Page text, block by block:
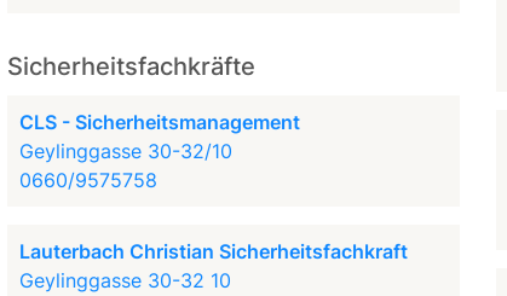
Sicherheitsfachkräfte
CLS - Sicherheitsmanagement
Geylinggasse 30-32/10
0660/9575758
Lauterbach Christian Sicherheitsfachkraft
Geylinggasse 30-32 10